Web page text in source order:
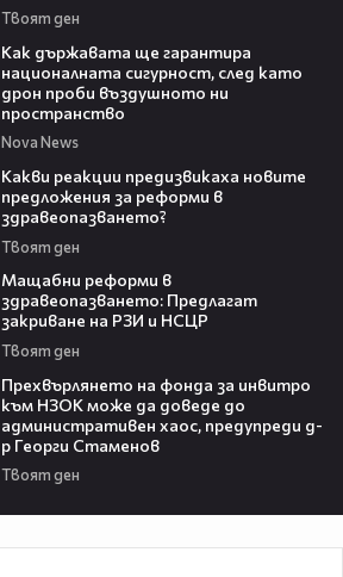
Твоят ден
Как държавата ще гарантира
националната сигурност, след като
дрон проби въздушното ни
пространство
Nova News
Какви реакции предизвикаха новите
предложения за реформи в
здравеопазването?
Твоят ден
Мащабни реформи в
здравеопазването: Предлагат
закриване на РЗИ и НСЦР
Твоят ден
Прехвърлянето на фонда за инвитро
към НЗОК може да доведе до
административен хаос, предупреди д-
р Георги Стаменов
Твоят ден